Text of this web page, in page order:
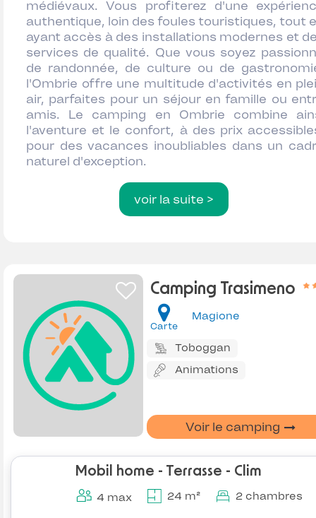
médiévaux. Vous profiterez d'une
authentique, loin des foules touristiques, tout
ayant accès à des installations modernes et
services de qualité. Que vous soyez
de randonnée, de culture ou de
l'Ombrie offre une multitude d'activités en
air, parfaites pour un séjour en famille ou
amis. Le camping en Ombrie combine
l'aventure et le confort, à des prix
pour des vacances inoubliables dans un
naturel d'exception.
voir la suite >
Camping Trasimeno
Carte
Magione
Toboggan
Animations
Voir le camping
Mobil home - Terrasse - Clim
4 max 24 m² 2 chambres